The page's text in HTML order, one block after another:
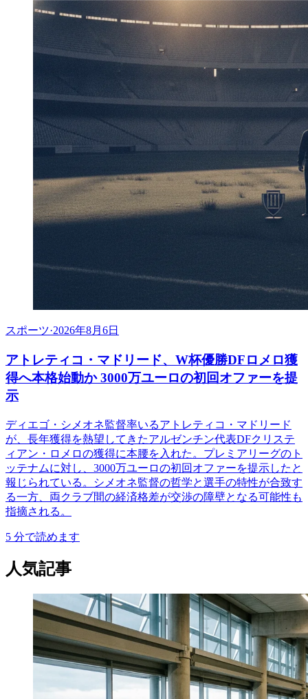
スポーツ·2026年8月6日
アトレティコ・マドリード、W杯優勝DFロメロ獲
得へ本格始動か 3000万ユーロの初回オファーを提
示
ディエゴ・シメオネ監督率いるアトレティコ・マドリード
が、長年獲得を熱望してきたアルゼンチン代表DFクリステ
ィアン・ロメロの獲得に本腰を入れた。プレミアリーグのト
ッテナムに対し、3000万ユーロの初回オファーを提示したと
報じられている。シメオネ監督の哲学と選手の特性が合致す
る一方、両クラブ間の経済格差が交渉の障壁となる可能性も
指摘される。
5 分で読めます
人気記事